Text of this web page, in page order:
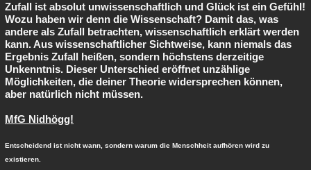
Zufall ist absolut unwissenschaftlich und Glück ist ein Gefühl!
Wozu haben wir denn die Wissenschaft? Damit das, was
andere als Zufall betrachten, wissenschaftlich erklärt werden
kann. Aus wissenschaftlicher Sichtweise, kann niemals das
Ergebnis Zufall heißen, sondern höchstens derzeitige
Unkenntnis. Dieser Unterschied eröffnet unzählige
Möglichkeiten, die deiner Theorie widersprechen können,
aber natürlich nicht müssen.
MfG Nidhögg!
Entscheidend ist nicht wann, sondern warum die Menschheit aufhören wird zu
existieren.